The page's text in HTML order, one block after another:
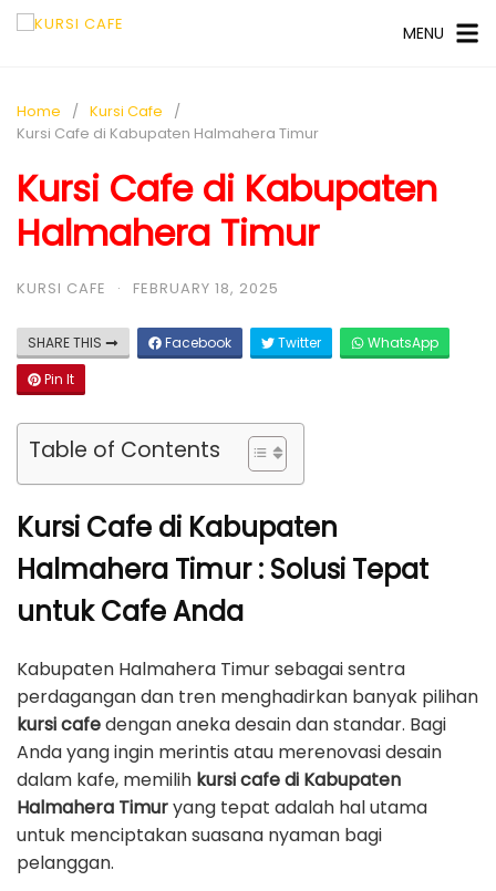
MENU
Home
Kursi Cafe
Kursi Cafe di Kabupaten Halmahera Timur
Kursi Cafe di Kabupaten
Halmahera Timur
KURSI CAFE · FEBRUARY 18, 2025
SHARE THIS Facebook Twitter
WhatsApp
Pin It
Table of Contents
Kursi Cafe di Kabupaten
Halmahera Timur : Solusi Tepat
untuk Cafe Anda
Kabupaten Halmahera Timur sebagai sentra
perdagangan dan tren menghadirkan banyak pilihan
kursi cafedengan aneka desain dan standar. Bagi
Anda yang ingin merintis atau merenovasi desain
dalam kafe, memilih kursi cafe di Kabupaten
Halmahera Timuryang tepat adalah hal utama
untuk menciptakan suasana nyaman bagi
pelanggan.